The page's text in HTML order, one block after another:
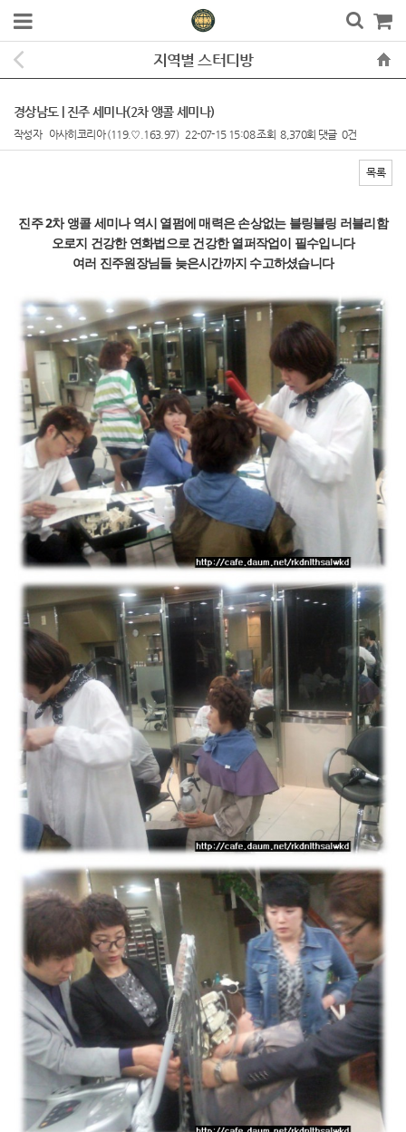
지역별 스터디방
경상남도 | 진주 세미나(2차 앵콜 세미나)
작성자 아사히코리아(119.♡.163.97) 22-07-15 15:08조회 8,370회 댓글 0건
목록
진주 2차 앵콜 세미나 역시 열펌에 매력은 손상없는 블링블링 러블리함
오로지 건강한 연화법으로 건강한 열퍼작업이 필수입니다
여러 진주원장님들 늦은시간까지 수고하셨습니다